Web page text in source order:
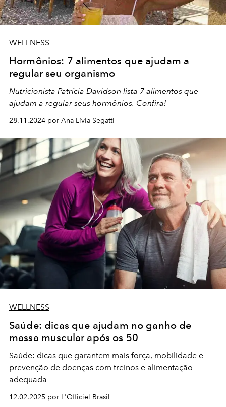
WELLNESS
Hormônios: 7 alimentos que ajudam a
regular seu organismo
Nutricionista Patrícia Davidson lista 7 alimentos que
ajudam a regular seus hormônios. Confira!
28.11.2024 por Ana Lívia Segatti
WELLNESS
Saúde: dicas que ajudam no ganho de
massa muscular após os 50
Saúde: dicas que garantem mais força, mobilidade e
prevenção de doenças com treinos e alimentação
adequada
12.02.2025 por L'Officiel Brasil